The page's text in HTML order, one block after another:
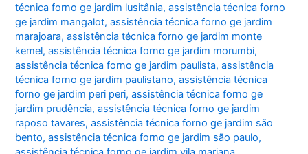
técnica forno ge jardim lusitânia,assistência técnica forno
ge jardim mangalot,assistência técnica forno ge jardim
marajoara,assistência técnica forno ge jardim monte
kemel,assistência técnica forno ge jardim morumbi,
assistência técnica forno ge jardim paulista,assistência
técnica forno ge jardim paulistano,assistência técnica
forno ge jardim peri peri,assistência técnica forno ge
jardim prudência,assistência técnica forno ge jardim
raposo tavares,assistência técnica forno ge jardim são
bento,assistência técnica forno ge jardim são paulo,